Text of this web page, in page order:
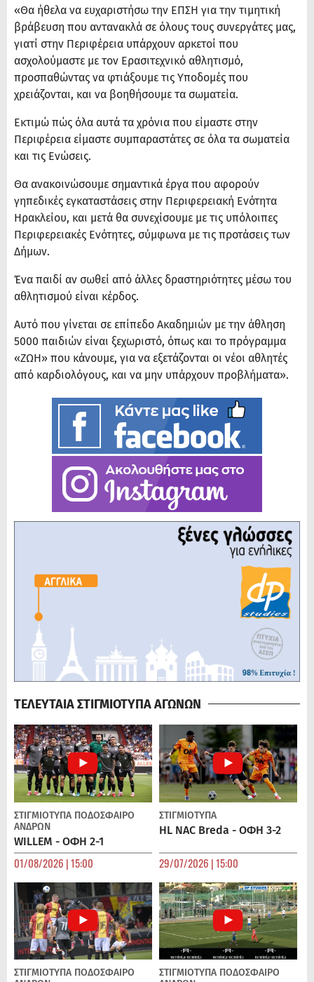
«Θα ήθελα να ευχαριστήσω την ΕΠΣΗ για την τιμητική
βράβευση που αντανακλά σε όλους τους συνεργάτες μας,
γιατί στην Περιφέρεια υπάρχουν αρκετοί που
ασχολούμαστε με τον Ερασιτεχνικό αθλητισμό,
προσπαθώντας να φτιάξουμε τις Υποδομές που
χρειάζονται, και να βοηθήσουμε τα σωματεία.
Εκτιμώ πώς όλα αυτά τα χρόνια που είμαστε στην
Περιφέρεια είμαστε συμπαραστάτες σε όλα τα σωματεία
και τις Ενώσεις.
Θα ανακοινώσουμε σημαντικά έργα που αφορούν
γηπεδικές εγκαταστάσεις στην Περιφερειακή Ενότητα
Ηρακλείου, και μετά θα συνεχίσουμε με τις υπόλοιπες
Περιφερειακές Ενότητες, σύμφωνα με τις προτάσεις των
Δήμων.
Ένα παιδί αν σωθεί από άλλες δραστηριότητες μέσω του
αθλητισμού είναι κέρδος.
Αυτό που γίνεται σε επίπεδο Ακαδημιών με την άθληση
5000 παιδιών είναι ξεχωριστό, όπως και το πρόγραμμα
«ΖΩΗ» που κάνουμε, για να εξετάζονται οι νέοι αθλητές
από καρδιολόγους, και να μην υπάρχουν προβλήματα».
ΤΕΛΕΥΤΑΙΑ ΣΤΙΓΜΙΟΤΥΠΑ ΑΓΩΝΩΝ
ΣΤΙΓΜΙΟΤΥΠΑ ΠΟΔΌΣΦΑΙΡΟ
ΑΝΔΡΏΝ
WILLEM - ΟΦΗ 2-1
01/08/2026 | 15:00
ΣΤΙΓΜΙΟΤΥΠΑ
HL NAC Breda - ΟΦΗ 3-2
29/07/2026 | 15:00
ΣΤΙΓΜΙΟΤΥΠΑ ΠΟΔΌΣΦΑΙΡΟ
ΣΤΙΓΜΙΟΤΥΠΑ ΠΟΔΌΣΦΑΙΡΟ